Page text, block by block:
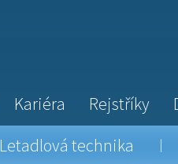
Kariéra Rejstříky
Letadlová technika